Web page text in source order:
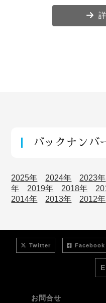
バックナンバ
2025年 2024年 2023年
年
2019年 2018年
2014年
2013年 2012年
Twitter Facebook
お問合せ